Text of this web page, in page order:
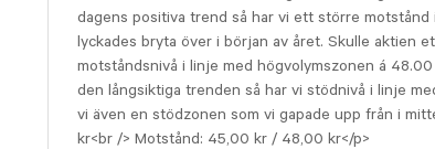
dagens positiva trend så har vi ett större
lyckades bryta över i början av året. Skulle aktien
motståndsnivå i linje med högvolymszonen á
den långsiktiga trenden så har vi stödnivå i linje
vi även en stödzonen som vi gapade upp från i
kr<br /> Motstånd: 45,00 kr / 48,00 kr</p>